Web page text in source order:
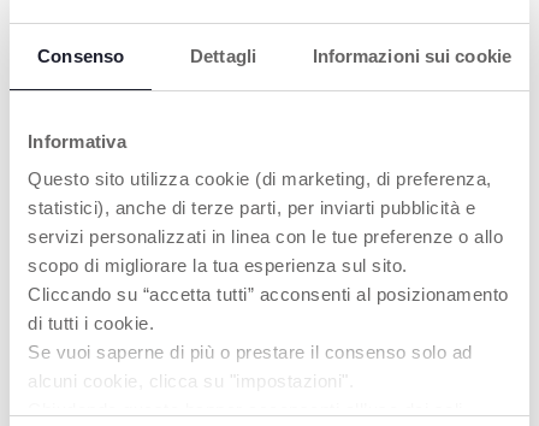
Consenso Dettagli Informazioni sui cookie
Informativa
Questo sito utilizza cookie (di marketing, di preferenza,
statistici), anche di terze parti, per inviarti pubblicità e
servizi personalizzati in linea con le tue preferenze o allo
scopo di migliorare la tua esperienza sul sito.
Cliccando su “accetta tutti” acconsenti al posizionamento
di tutti i cookie.
Se vuoi saperne di più o prestare il consenso solo ad
alcuni cookie, clicca su "impostazioni".
HAARE & KÖRPER
Ideal zur Reinigung von
4 IN 1 NAPPY
CREAM
Parfümfreie Formel mit
MEHR ERFAHREN
PRODUKTE, DIE SIE INTERESSIEREN